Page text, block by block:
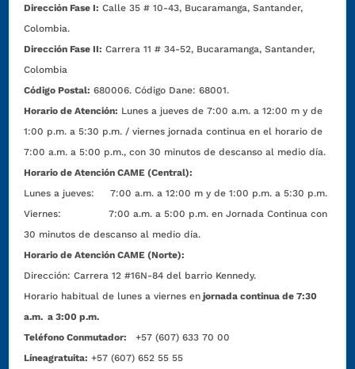
Dirección Fase I: Calle 35 # 10-43, Bucaramanga, Santander,
Colombia.
Dirección Fase II: Carrera 11 # 34-52, Bucaramanga, Santander,
Colombia
Código Postal: 680006. Código Dane: 68001.
Horario de Atención: Lunes a jueves de 7:00 a.m. a 12:00 m y de
1:00 p.m. a 5:30 p.m. / viernes jornada continua en el horario de
7:00 a.m. a 5:00 p.m., con 30 minutos de descanso al medio día.
Horario de Atención CAME (Central):
Lunes a jueves: 7:00 a.m. a 12:00 m y de 1:00 p.m. a 5:30 p.m.
Viernes: 7:00 a.m. a 5:00 p.m. en Jornada Continua con
30 minutos de descanso al medio día.
Horario de Atención CAME (Norte):
Dirección:Carrera 12 #16N-84 del barrio Kennedy.
Horario habitual de lunes a viernes en jornada continua de 7:30
a.m. a 3:00 p.m.
Teléfono Conmutador:
+57 (607) 633 70 00
Líneagratuita: +57 (607) 652 55 55